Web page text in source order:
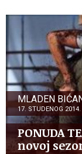
MLADEN
17. STUDENOG 2014.
PONUDA
novoj